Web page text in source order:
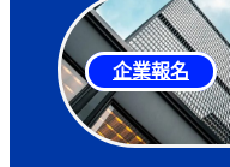
企業報名